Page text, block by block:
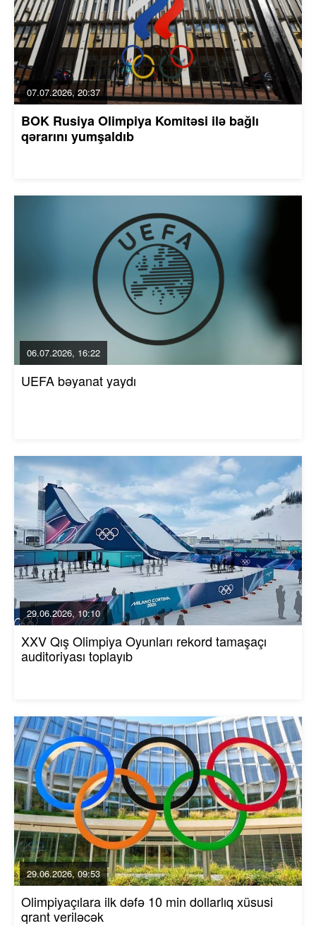
07.07.2026, 20:37
BOK Rusiya Olimpiya Komitəsi ilə bağlı
qərarını yumşaldıb
06.07.2026, 16:22
UEFA bəyanat yaydı
29.06.2026, 10:10
XXV Qış Olimpiya Oyunları rekord tamaşaçı
auditoriyası toplayıb
29.06.2026, 09:53
Olimpiyaçılara ilk dəfə 10 min dollarlıq xüsusi
qrant veriləcək